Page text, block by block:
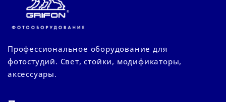
Профессиональное оборудование для
фотостудий. Свет, стойки, модификаторы,
аксессуары.